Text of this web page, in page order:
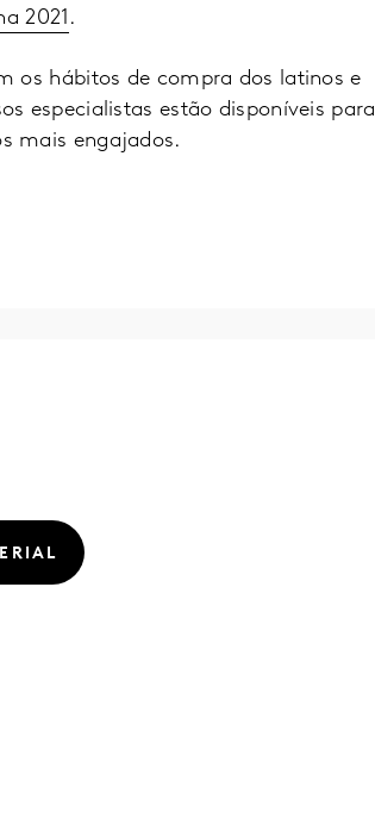
2021 .
os hábitos de compra dos latinos e
especialistas estão disponíveis para
mais engajados.